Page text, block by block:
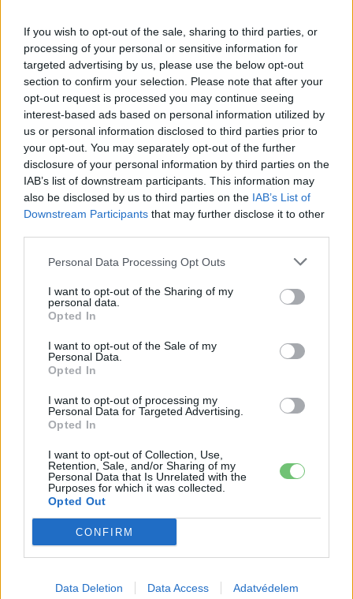
If you wish to opt-out of the sale, sharing to third parties, or
processing of your personal or sensitive information for
targeted advertising by us, please use the below opt-out
section to confirm your selection. Please note that after your
opt-out request is processed you may continue seeing
interest-based ads based on personal information utilized by
us or personal information disclosed to third parties prior to
your opt-out. You may separately opt-out of the further
disclosure of your personal information by third parties on the
IAB’s list of downstream participants. This information may
also be disclosed by us to third parties on the IAB’s List of
Downstream Participants that may further disclose it to other
Personal Data Processing Opt Outs
I want to opt-out of the Sharing of my
personal data.
Opted In
I want to opt-out of the Sale of my
Personal Data.
Opted In
I want to opt-out of processing my
Personal Data for Targeted Advertising.
Opted In
I want to opt-out of Collection, Use,
Retention, Sale, and/or Sharing of my
Personal Data that Is Unrelated with the
Purposes for which it was collected.
Opted Out
CONFIRM
Data Deletion Data Access Adatvédelem
KAPCSOLÓDÓ CIKKEK TÖBB A SZERZŐTŐL
BMW
München csak most érte utol
Debrecent: elindult a BMW i3
sorozatgyártása
autó
8500-an rendeltek vakon egy autót,
amit nem láttak — megkezdődött a
Škoda Peaq gyártása
Elektromos
villanyautó-aránya – közben